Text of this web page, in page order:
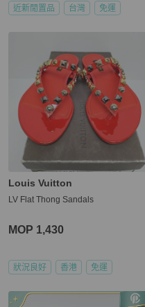
近新閒置品 台灣 免運
Louis Vuitton
LV Flat Thong Sandals
MOP 1,430
狀況良好 香港 免運